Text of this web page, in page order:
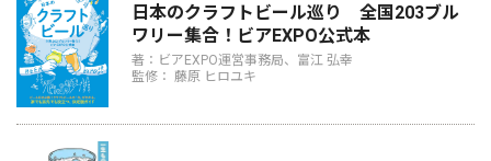
日本のクラフトビール巡り 全国203ブル
ワリー集合！ビアEXPO公式本
著：ビアEXPO運営事務局、富江 弘幸
監修： 藤原 ヒロユキ